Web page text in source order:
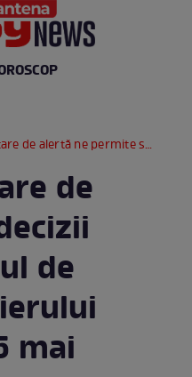
riscul de infectare”. Declarația premierului despre măsurile de după 15 mai
de
de
mai